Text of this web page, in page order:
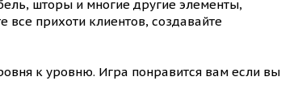
шторы и многие другие элементы,
прихоти клиентов, создавайте
к уровню. Игра понравится вам если вы